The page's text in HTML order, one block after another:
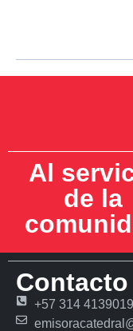
Al
de la
Contacto
+57 314